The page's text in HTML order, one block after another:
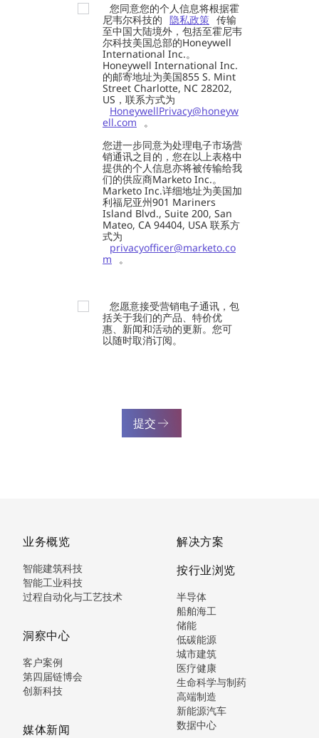
您同意您的个人信息将根据霍
尼韦尔科技的 隐私政策 传输
至中国大陆境外，包括至霍尼韦
尔科技美国总部的Honeywell
International Inc.。
Honeywell International Inc.
的邮寄地址为美国855 S. Mint
Street Charlotte, NC 28202,
US，联系方式为
HoneywellPrivacy@honeyw
ell.com
。
您进一步同意为处理电子市场营
销通讯之目的，您在以上表格中
提供的个人信息亦将被传输给我
们的供应商Marketo Inc.。
Marketo Inc.详细地址为美国加
利福尼亚州901 Mariners
Island Blvd., Suite 200, San
Mateo, CA 94404, USA 联系方
式为
privacyofficer@marketo.co
m 。
您愿意接受营销电子通讯，包
括关于我们的产品、特价优
惠、新闻和活动的更新。您可
以随时取消订阅。
提交
业务概览
智能建筑科技
智能工业科技
过程自动化与工艺技术
洞察中心
客户案例
第四届链博会
创新科技
媒体新闻
解决方案
按行业浏览
半导体
船舶海工
储能
低碳能源
城市建筑
医疗健康
生命科学与制药
高端制造
新能源汽车
数据中心